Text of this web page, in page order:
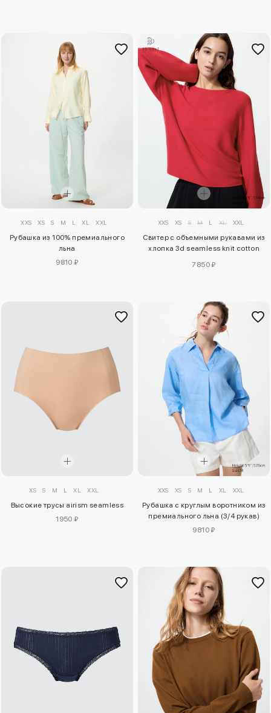
XXS XS S M L XL XXL
Рубашка из 100% премиального
льна
9810 ₽
XXS XS S M L XL XXL
Свитер с объемными рукавами из
хлопка 3d seamless knit cotton
7850 ₽
XS S M L XL XXL
Высокие трусы airism seamless
1950 ₽
XXS XS S M L XL XXL
Рубашка с круглым воротником из
премиального льна (3/4 рукав)
9810 ₽